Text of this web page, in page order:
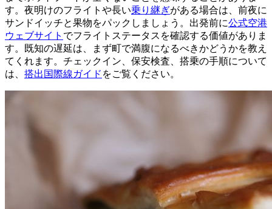
す。夜明けのフライトや長い乗り継ぎがある場合は、前夜に
サンドイッチと果物をパックしましょう。出発前に公式空港
ウェブサイト でフライトステータスを確認する価値がありま
す。既知の遅延は、まず町で満腹になるべきかどうかを教え
てくれます。チェックイン、保安検査、搭乗の手順について
は、 搭出国際線ガイド をご覧ください。